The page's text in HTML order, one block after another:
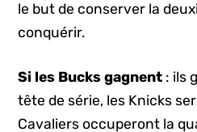
le but de conserver la
conquérir.
Si les Bucks gagnent : ils
tête de série, les Knicks
Cavaliers occuperont la